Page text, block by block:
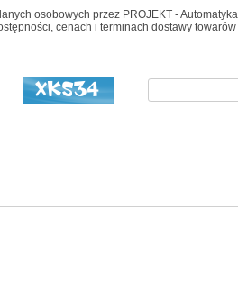
osobowych przez PROJEKT -
cenach i terminach dostawy